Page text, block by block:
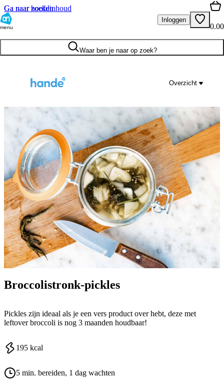
Ga naar hoofdinhoud
Ga naar zoeken
menu
Inloggen
0.00
Waar ben je naar op zoek?
Overzicht
Broccolistronk-pickles
Pickles zijn ideaal als je een vers product over hebt, deze met
leftover broccoli is nog 3 maanden houdbaar!
195 kcal
5 min. bereiden, 1 dag wachten